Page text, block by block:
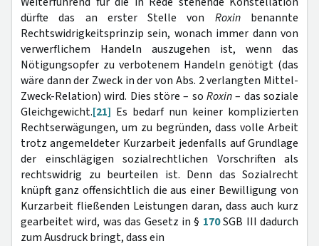
dürfte das an erster Stelle von Roxinbenannte
Rechtswidrigkeitsprinzip sein, wonach immer dann von
verwerflichem Handeln auszugehen ist, wenn das
Nötigungsopfer zu verbotenem Handeln genötigt (das
wäre dann der Zweck in der von Abs. 2 verlangten Mittel-
Zweck-Relation) wird. Dies störe – so Roxin– das soziale
Gleichgewicht.[21] Es bedarf nun keiner komplizierten
Rechtserwägungen, um zu begründen, dass volle Arbeit
trotz angemeldeter Kurzarbeit jedenfalls auf Grundlage
der einschlägigen sozialrechtlichen Vorschriften als
rechtswidrig zu beurteilen ist. Denn das Sozialrecht
knüpft ganz offensichtlich die aus einer Bewilligung von
Kurzarbeit fließenden Leistungen daran, dass auch kurz
gearbeitet wird, was das Gesetz in § 170SGB III dadurch
zum Ausdruck bringt, dass ein